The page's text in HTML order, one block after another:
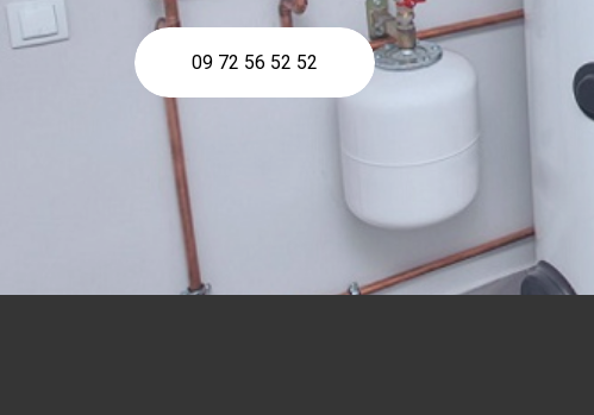
09 72 56 52 52